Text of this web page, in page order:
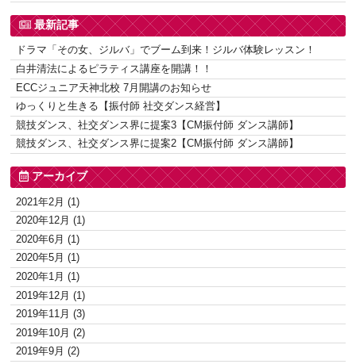
最新記事
ドラマ「その女、ジルバ」でブーム到来！ジルバ体験レッスン！
白井清法によるピラティス講座を開講！！
ECCジュニア天神北校 7月開講のお知らせ
ゆっくりと生きる【振付師 社交ダンス経営】
競技ダンス、社交ダンス界に提案3【CM振付師 ダンス講師】
競技ダンス、社交ダンス界に提案2【CM振付師 ダンス講師】
アーカイブ
2021年2月 (1)
2020年12月 (1)
2020年6月 (1)
2020年5月 (1)
2020年1月 (1)
2019年12月 (1)
2019年11月 (3)
2019年10月 (2)
2019年9月 (2)